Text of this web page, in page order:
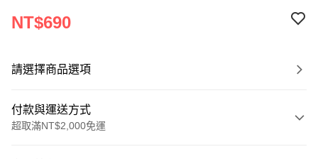
NT$690
請選擇商品選項
付款與運送方式
超取滿NT$2,000免運